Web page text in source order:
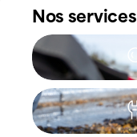
Nos services